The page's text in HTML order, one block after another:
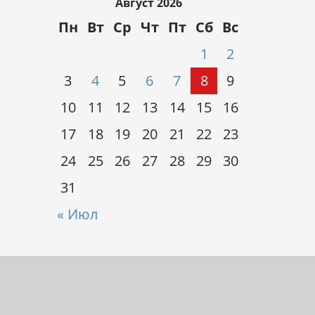
Пн Вт Ср Чт Пт Сб Вс
« Июл
1
2
3
4 5 6 7 8
9
10
11 12 13 14 15
16
17
18 19 20 21 22
23
24
25 26 27 28 29
30
31